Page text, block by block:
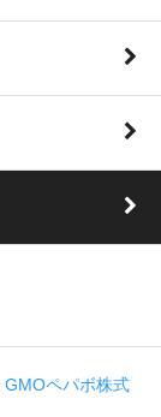
GMOペパボ株式